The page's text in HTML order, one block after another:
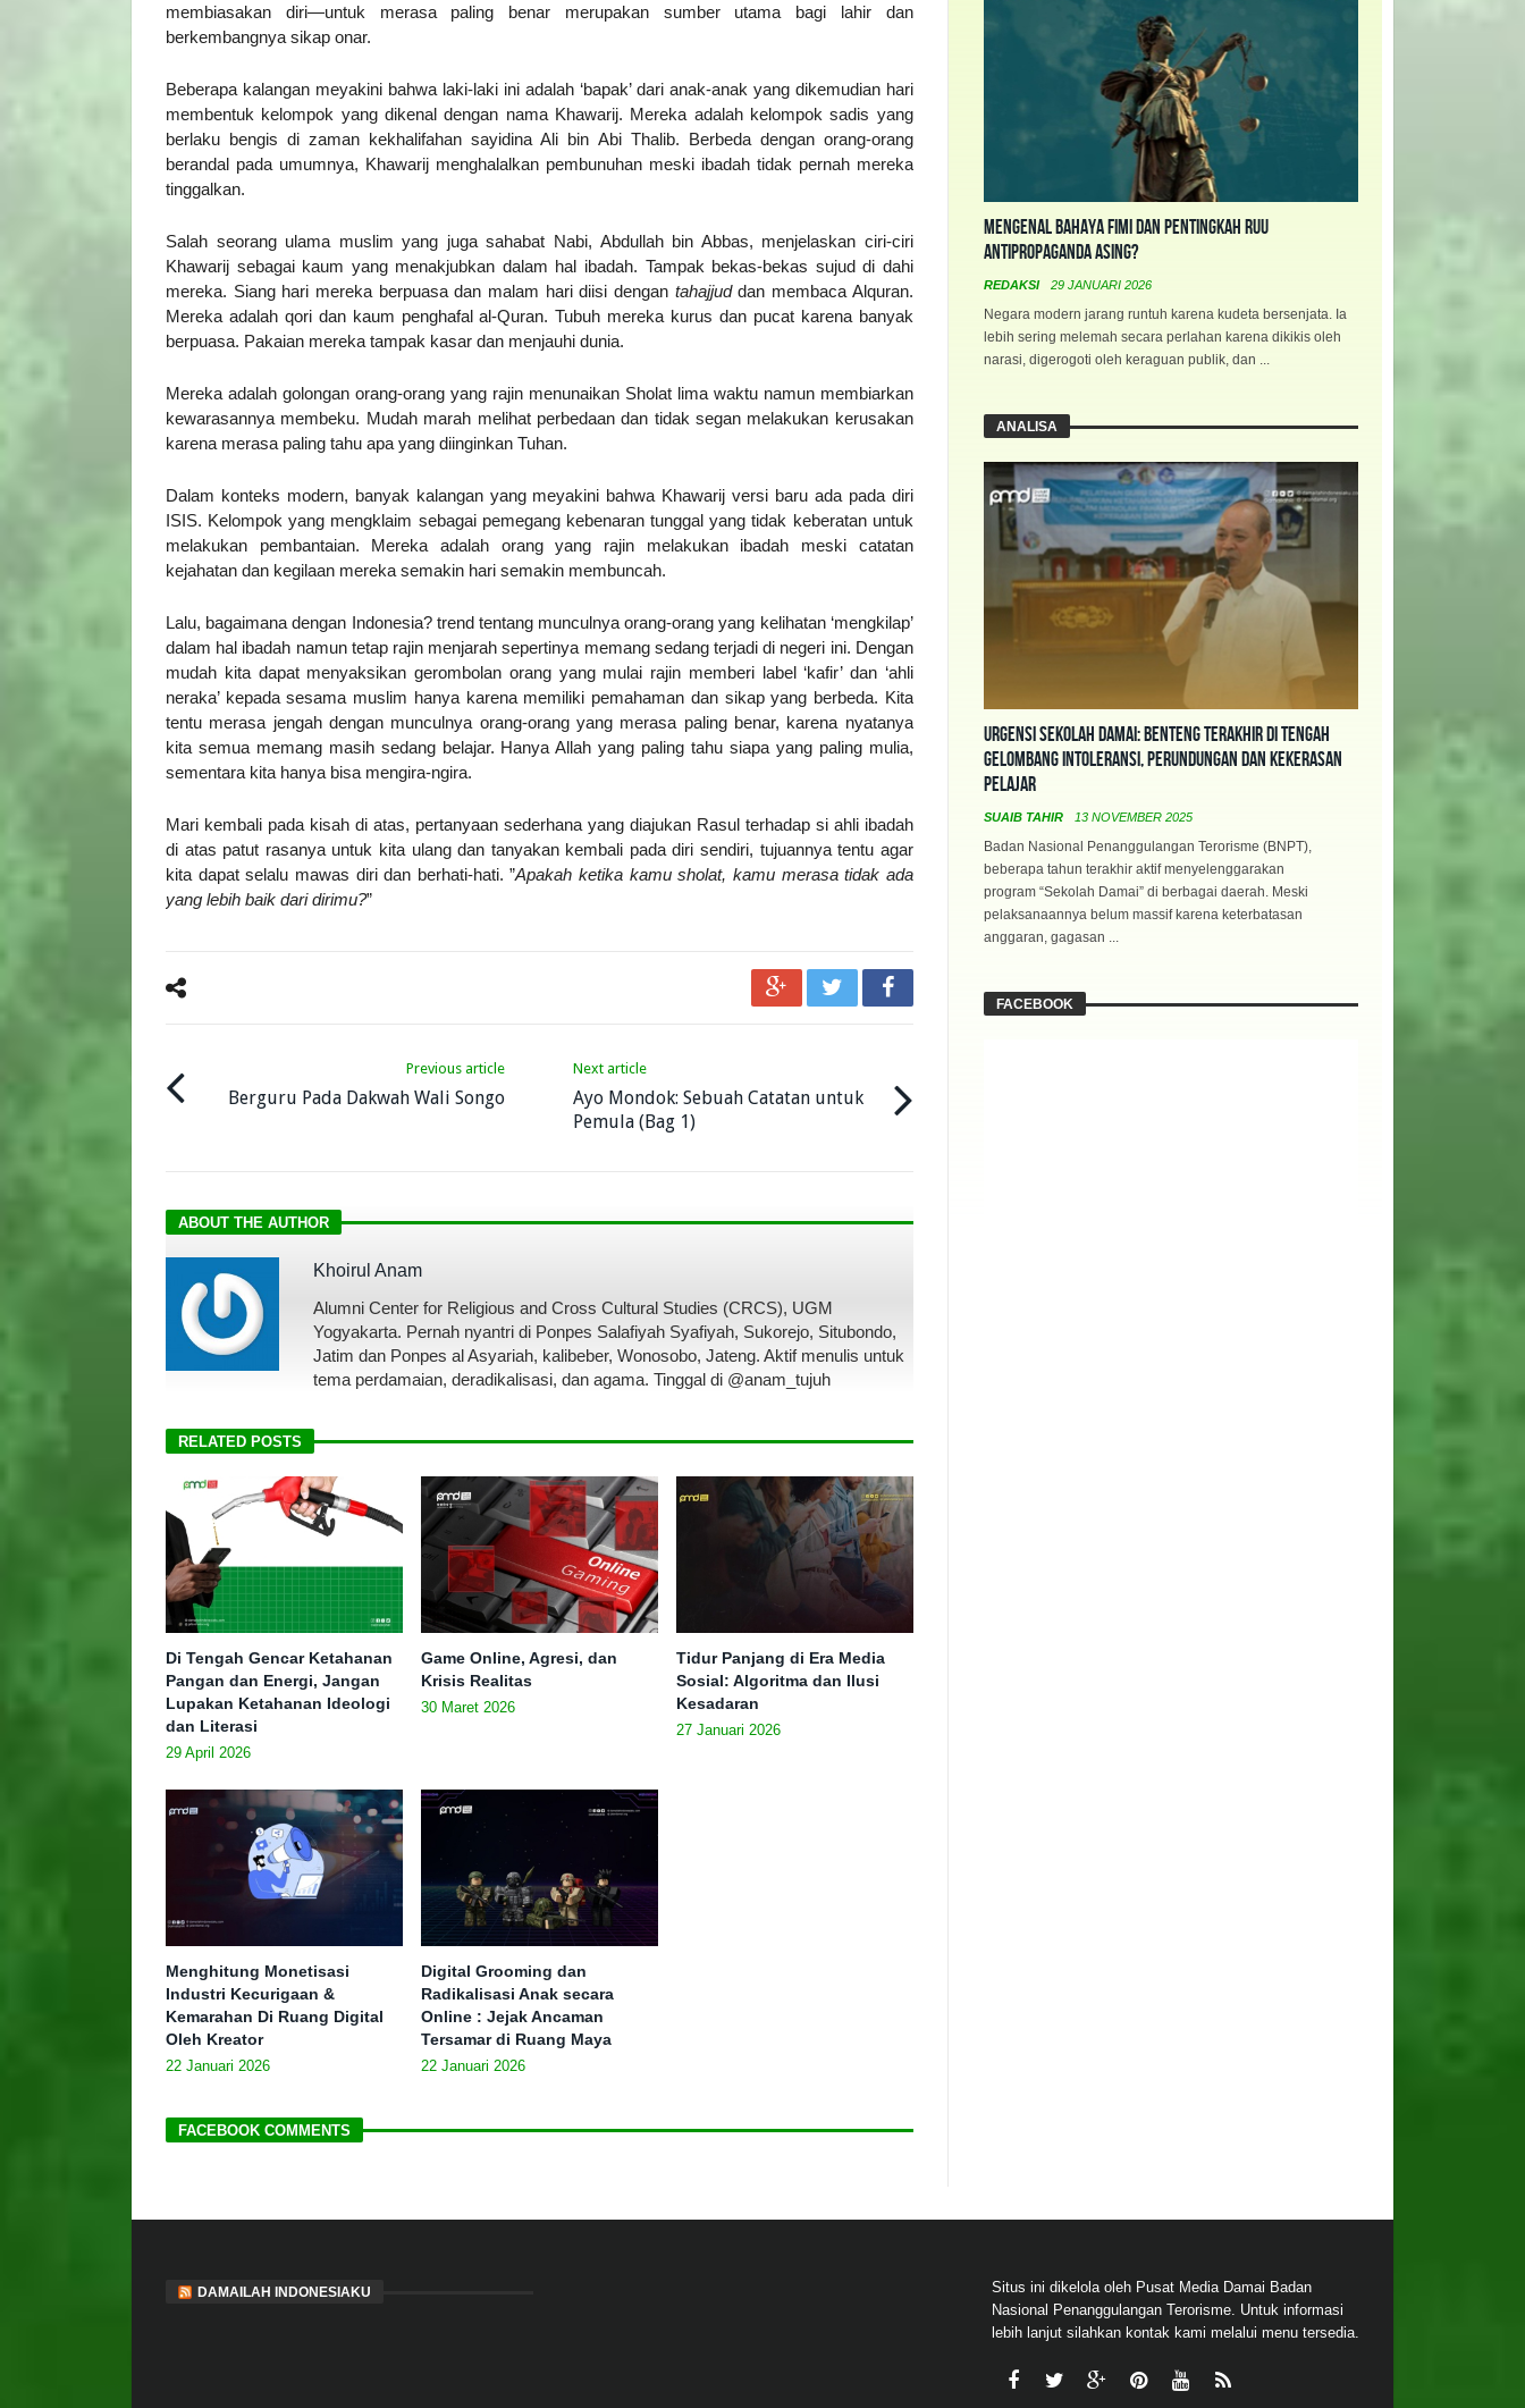
membiasakan diri—untuk merasa paling benar merupakan sumber utama bagi lahir dan
berkembangnya sikap onar.
Beberapa kalangan meyakini bahwa laki-laki ini adalah ‘bapak’ dari anak-anak yang dikemudian hari
membentuk kelompok yang dikenal dengan nama Khawarij. Mereka adalah kelompok sadis yang
berlaku bengis di zaman kekhalifahan sayidina Ali bin Abi Thalib. Berbeda dengan orang-orang
berandal pada umumnya, Khawarij menghalalkan pembunuhan meski ibadah tidak pernah mereka
tinggalkan.
Salah seorang ulama muslim yang juga sahabat Nabi, Abdullah bin Abbas, menjelaskan ciri-ciri
Khawarij sebagai kaum yang menakjubkan dalam hal ibadah. Tampak bekas-bekas sujud di dahi
mereka. Siang hari mereka berpuasa dan malam hari diisi dengan tahajjuddan membaca Alquran.
Mereka adalah qori dan kaum penghafal al-Quran. Tubuh mereka kurus dan pucat karena banyak
berpuasa. Pakaian mereka tampak kasar dan menjauhi dunia.
Mereka adalah golongan orang-orang yang rajin menunaikan Sholat lima waktu namun membiarkan
kewarasannya membeku. Mudah marah melihat perbedaan dan tidak segan melakukan kerusakan
karena merasa paling tahu apa yang diinginkan Tuhan.
Dalam konteks modern, banyak kalangan yang meyakini bahwa Khawarij versi baru ada pada diri
ISIS. Kelompok yang mengklaim sebagai pemegang kebenaran tunggal yang tidak keberatan untuk
melakukan pembantaian. Mereka adalah orang yang rajin melakukan ibadah meski catatan
kejahatan dan kegilaan mereka semakin hari semakin membuncah.
Lalu, bagaimana dengan Indonesia? trend tentang munculnya orang-orang yang kelihatan ‘mengkilap’
dalam hal ibadah namun tetap rajin menjarah sepertinya memang sedang terjadi di negeri ini. Dengan
mudah kita dapat menyaksikan gerombolan orang yang mulai rajin memberi label ‘kafir’ dan ‘ahli
neraka’ kepada sesama muslim hanya karena memiliki pemahaman dan sikap yang berbeda. Kita
tentu merasa jengah dengan munculnya orang-orang yang merasa paling benar, karena nyatanya
kita semua memang masih sedang belajar. Hanya Allah yang paling tahu siapa yang paling mulia,
sementara kita hanya bisa mengira-ngira.
Mari kembali pada kisah di atas, pertanyaan sederhana yang diajukan Rasul terhadap si ahli ibadah
di atas patut rasanya untuk kita ulang dan tanyakan kembali pada diri sendiri, tujuannya tentu agar
kita dapat selalu mawas diri dan berhati-hati. ”Apakah ketika kamu sholat, kamu merasa tidak ada
yang lebih baik dari dirimu?”
Previous article
Berguru Pada Dakwah Wali Songo
Next article
Ayo Mondok: Sebuah Catatan untuk
Pemula (Bag 1)
ABOUT THE AUTHOR
Khoirul Anam
Alumni Center for Religious and Cross Cultural Studies (CRCS), UGM
Yogyakarta. Pernah nyantri di Ponpes Salafiyah Syafiyah, Sukorejo, Situbondo,
Jatim dan Ponpes al Asyariah, kalibeber, Wonosobo, Jateng. Aktif menulis untuk
tema perdamaian, deradikalisasi, dan agama. Tinggal di @anam_tujuh
RELATED POSTS
Di Tengah Gencar Ketahanan
Pangan dan Energi, Jangan
Lupakan Ketahanan Ideologi
dan Literasi
29 April 2026
Game Online, Agresi, dan
Krisis Realitas
30 Maret 2026
Tidur Panjang di Era Media
Sosial: Algoritma dan Ilusi
Kesadaran
27 Januari 2026
Menghitung Monetisasi
Industri Kecurigaan &
Kemarahan Di Ruang Digital
Oleh Kreator
22 Januari 2026
Digital Grooming dan
Radikalisasi Anak secara
Online : Jejak Ancaman
Tersamar di Ruang Maya
22 Januari 2026
FACEBOOK COMMENTS
Mengenal Bahaya FIMI dan Pentingkah RUU
Antipropaganda Asing?
REDAKSI 29 JANUARI 2026
Negara modern jarang runtuh karena kudeta bersenjata. Ia
lebih sering melemah secara perlahan karena dikikis oleh
narasi, digerogoti oleh keraguan publik, dan ...
ANALISA
Urgensi Sekolah Damai: Benteng Terakhir di Tengah
Gelombang Intoleransi, Perundungan dan Kekerasan
Pelajar
SUAIB TAHIR 13 NOVEMBER 2025
Badan Nasional Penanggulangan Terorisme (BNPT),
beberapa tahun terakhir aktif menyelenggarakan
program “Sekolah Damai” di berbagai daerah. Meski
pelaksanaannya belum massif karena keterbatasan
anggaran, gagasan ...
FACEBOOK
DAMAILAH INDONESIAKU
Situs ini dikelola oleh Pusat Media Damai Badan
Nasional Penanggulangan Terorisme. Untuk informasi
lebih lanjut silahkan kontak kami melalui menu tersedia.